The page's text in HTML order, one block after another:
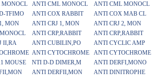
ANTI CML MONOCL ANTI CML MONOCL
TFIMO ANTI COX RABBIT ANTI COX MAB CL
MON ANTI CRJ 1, MON ANTI CRJ 2, MON
ANTI CRP,RABBIT ANTI CRP,RABBIT
II,RA ANTI CUBILIN,PO ANTI CYCLIC AMP
ANTI CYTOCHROME ANTI CYTOCHROME
MOUSE NTI D-D DIMER,M ANTI DERFI,MONO
ANTI DERFII,MON ANTI DINITROPHE